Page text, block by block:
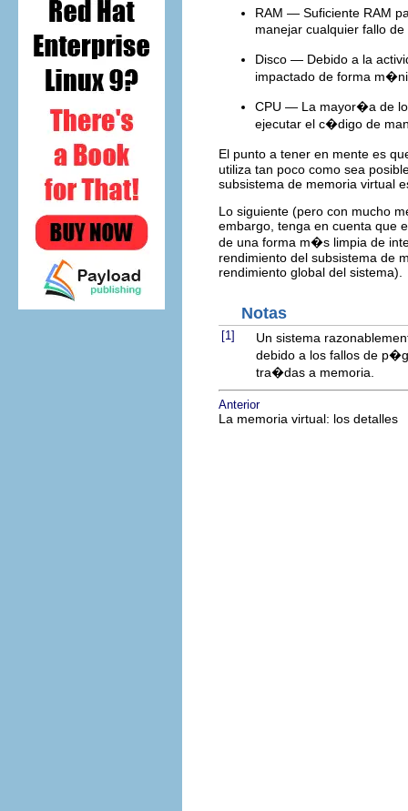
RAM — Suficiente RAM
manejar cualquier fallo
Disco — Debido a la
impactado de forma
CPU — La mayor�a de
ejecutar el c�digo de
El punto a tener en mente es
utiliza tan poco como sea
subsistema de memoria virtual
Lo siguiente (pero con mucho
embargo, tenga en cuenta que
de una forma m�s limpia de
rendimiento del subsistema de
rendimiento global del sistema).
Notas
[1]
Un sistema
debido a los fallos de
tra�das a memoria.
Anterior
La memoria virtual: los detalles